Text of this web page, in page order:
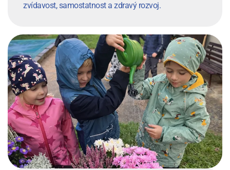
zvídavost, samostatnost a zdravý rozvoj.